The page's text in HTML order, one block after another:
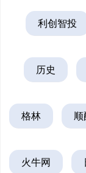
利创智投
历史
格林
火牛网